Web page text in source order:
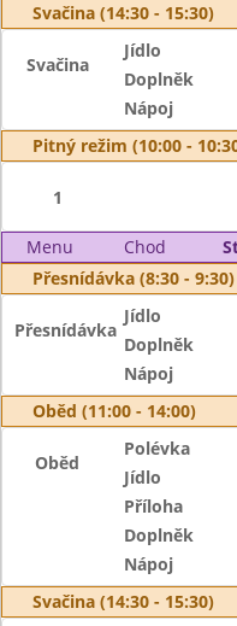
Svačina (14:30 - 15:30)
Svačina
Jídlo
Doplněk
Nápoj
Pitný režim (10:00 -
1
Menu Chod
Přesnídávka (8:30 - 9:30)
Přesnídávka
Jídlo
Doplněk
Nápoj
Oběd (11:00 - 14:00)
Oběd
Polévka
Jídlo
Příloha
Doplněk
Nápoj
Svačina (14:30 - 15:30)